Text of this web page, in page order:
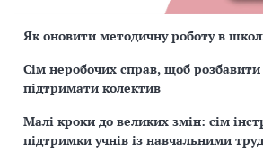
Як оновити методичну роботу в
Сім неробочих справ, щоб
підтримати колектив
Малі кроки до великих змін: сім
підтримки учнів із навчальними